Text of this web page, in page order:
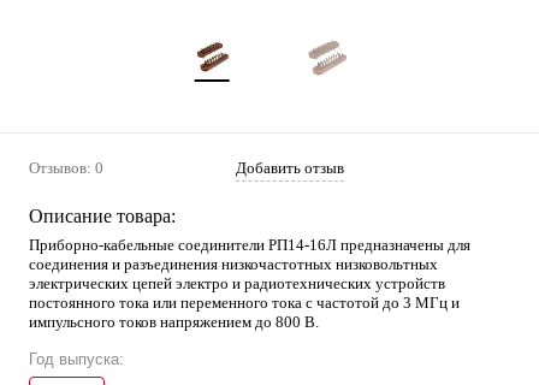
Отзывов: 0 Добавить отзыв
Описание товара:
Приборно-кабельные соединители РП14-16Л предназначены для
соединения и разъединения низкочастотных низковольтных
электрических цепей электро и радиотехнических устройств
постоянного тока или переменного тока с частотой до 3 МГц и
импульсного токов напряжением до 800 В.
Год выпуска: